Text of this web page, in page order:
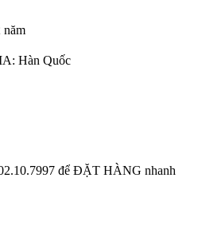
năm
Hàn Quốc
để ĐẶT HÀNG nhanh